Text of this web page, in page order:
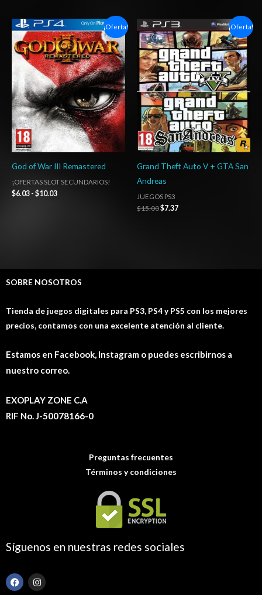
¡Oferta!
God of War III Remastered
¡OFERTAS SLOT SECUNDARIOS!
$6.03 - $10.03
Rango
de
precios:
desde
$6.03
hasta
$10.03
¡Oferta!
Grand Theft Auto V + GTA San
Andreas
JUEGOS PS3
$15.00
El
precio
original
era:
$15.00.
$7.37
El
precio
actual
es:
$7.37.
SOBRE NOSOTROS
Tienda de juegos digitales para PS3, PS4 y PS5 con los mejores
precios, contamos con una excelente atención al cliente.
Estamos en Facebook, Instagram o puedes escribirnos a
nuestro correo.
EXOPLAY ZONE C.A
RIF No. J-50078166-0
Preguntas frecuentes
Términos y condiciones
Síguenos en nuestras redes sociales
F
a
I
n